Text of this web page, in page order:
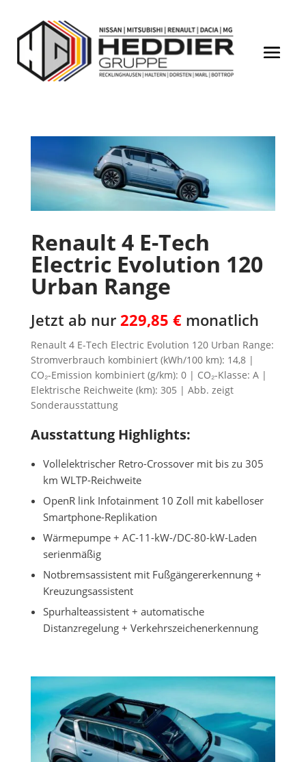
Renault 4 E-Tech
Electric Evolution 120
Urban Range
Jetzt ab nur 229,85 €monatlich
Renault 4 E-Tech Electric Evolution 120 Urban Range:
Stromverbrauch kombiniert (kWh/100 km): 14,8 |
CO₂-Emission kombiniert (g/km): 0 | CO₂-Klasse: A |
Elektrische Reichweite (km): 305 | Abb. zeigt
Sonderausstattung
Ausstattung Highlights:
Vollelektrischer Retro-Crossover mit bis zu 305
km WLTP-Reichweite
OpenR link Infotainment 10 Zoll mit kabelloser
Smartphone-Replikation
Wärmepumpe + AC-11-kW-/DC-80-kW-Laden
serienmäßig
Notbremsassistent mit Fußgängererkennung +
Kreuzungsassistent
Spurhalteassistent + automatische
Distanzregelung + Verkehrszeichenerkennung